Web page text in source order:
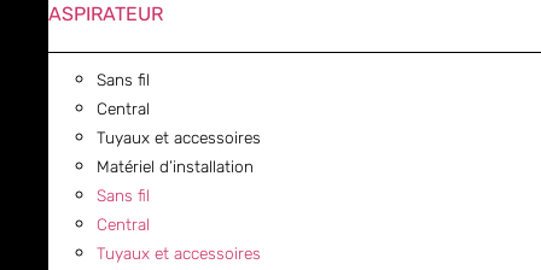
ASPIRATEUR
Sans fil
Central
Tuyaux et accessoires
Matériel d’installation
Sans fil
Central
Tuyaux et accessoires